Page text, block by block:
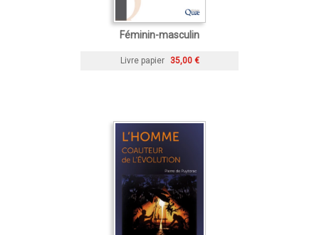
Féminin-masculin
Livre papier 35,00 €